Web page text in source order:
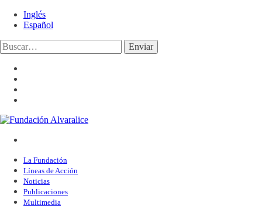
Inglés
Español
Enviar
La Fundación
Líneas de Acción
Noticias
Publicaciones
Multimedia